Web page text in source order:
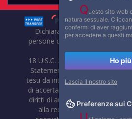
Dichiarazione di non
persone che compaiono su
anni.
18 U.S.C. 2257 Record-Keeping
Statement. Affaritaliani, prima
testi da internet, compie tutte le
di accertarne il libero regime di
diritti di autore o altri diritti
alla redazione eventuali
Questo sito web
natura sessuale.
confermi di aver
per accedere a questi
Ho
Lascia il nostro sito
Preferenze sui